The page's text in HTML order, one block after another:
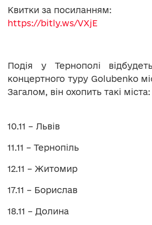
Квитки за посиланням:
https://bitly.ws/VXjE
Подія у Тернополі
концертного туру Golubenko
Загалом, він охопить такі міста:
10.11 – Львів
11.11 – Тернопіль
12.11 – Житомир
17.11 – Борислав
18.11 – Долина